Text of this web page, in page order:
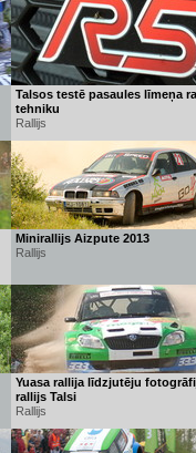
Talsos testē pasaules līmeņa
tehniku
Rallijs
Minirallijs Aizpute 2013
Rallijs
Yuasa rallija līdzjutēju
rallijs Talsi
Rallijs